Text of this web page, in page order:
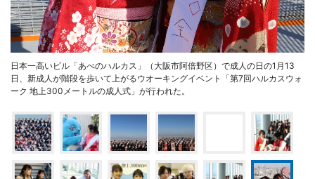
日本一高いビル「あべのハルカス」（大阪市阿倍野区）で成人の日の1月13
日、新成人が階段を歩いて上がるウオーキングイベント「第7回ハルカスウォ
ーク 地上300メートルの成人式」が行われた。